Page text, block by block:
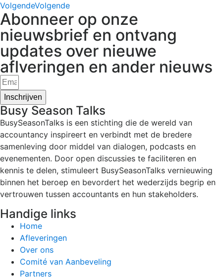
VolgendeVolgende
Abonneer op onze
nieuwsbrief en ontvang
updates over nieuwe
aflveringen en ander nieuws
Inschrijven
Busy Season Talks
BusySeasonTalks is een stichting die de wereld van
accountancy inspireert en verbindt met de bredere
samenleving door middel van dialogen, podcasts en
evenementen. Door open discussies te faciliteren en
kennis te delen, stimuleert BusySeasonTalks vernieuwing
binnen het beroep en bevordert het wederzijds begrip en
vertrouwen tussen accountants en hun stakeholders.
Handige links
Home
Afleveringen
Over ons
Comité van Aanbeveling
Partners